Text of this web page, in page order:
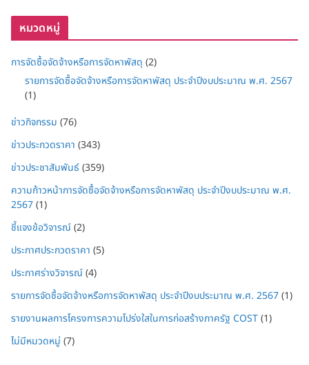
หมวดหมู่
การจัดซื้อจัดจ้างหรือการจัดหาพัสดุ (2)
รายการจัดซื้อจัดจ้างหรือการจัดหาพัสดุ ประจำปีงบประมาณ พ.ศ. 2567
(1)
ข่าวกิจกรรม (76)
ข่าวประกวดราคา (343)
ข่าวประชาสัมพันธ์(359)
ความก้าวหน้าการจัดซื้อจัดจ้างหรือการจัดหาพัสดุ ประจำปีงบประมาณ พ.ศ.
2567(1)
ชี้แจงข้อวิจารณ์(2)
ประกาศประกวดราคา (5)
ประกาศร่างวิจารณ์(4)
รายการจัดซื้อจัดจ้างหรือการจัดหาพัสดุ ประจำปีงบประมาณ พ.ศ. 2567(1)
รายงานผลการโครงการความโปร่งใสในการก่อสร้างภาครัฐ COST(1)
ไม่มีหมวดหมู่ (7)